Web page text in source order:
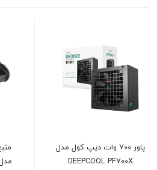
منبع تغذیه کامپیوتر گرین
مدل GREEN GP300A-ECO